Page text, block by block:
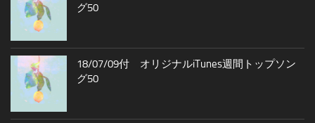
グ50
18/07/09付 オリジナルiTunes週間トップソン
グ50